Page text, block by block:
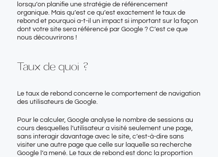
lorsqu’on planifie une stratégie de référencement
organique. Mais qu’est ce qu’est exactement le taux de
rebond et pourquoi a-t-il un impact si important sur la façon
dont votre site sera référencé par Google ? C’est ce que
nous découvrirons !
Taux de quoi ?
Le taux de rebond concerne le comportement de navigation
des utilisateurs de Google.
Pour le calculer, Google analyse le nombre de sessions au
cours desquelles l’utilisateur a visité seulement une page,
sans interagir davantage avec le site, c’est-à-dire sans
visiter une autre page que celle sur laquelle sa recherche
Google l’a mené. Le taux de rebond est donc la proportion